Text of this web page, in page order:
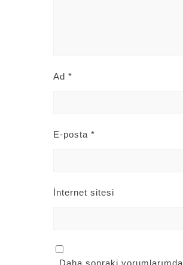
Ad *
E-posta *
İnternet sitesi
Daha sonraki yorumlarımda